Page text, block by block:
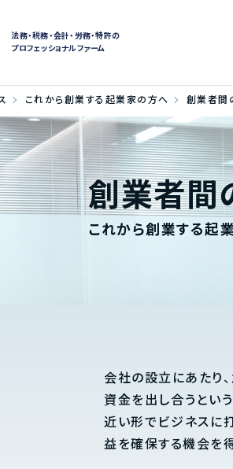
法務・税務・会計・労務・特許の
プロフェッショナルファーム
これから創業する起業家の方へ 創業者間
創業者間
これから創業する起
会社の設立にあたり
資金を出し合うとい
近い形でビジネスに
益を確保する機会を